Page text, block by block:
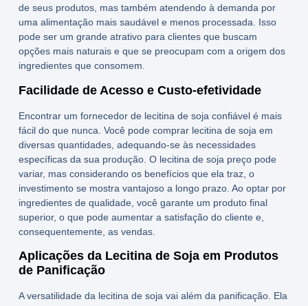
de seus produtos, mas também atendendo à demanda por
uma alimentação mais saudável e menos processada. Isso
pode ser um grande atrativo para clientes que buscam
opções mais naturais e que se preocupam com a origem dos
ingredientes que consomem.
Facilidade de Acesso e Custo-efetividade
Encontrar um fornecedor de lecitina de soja confiável é mais
fácil do que nunca. Você pode comprar lecitina de soja em
diversas quantidades, adequando-se às necessidades
específicas da sua produção. O lecitina de soja preçopode
variar, mas considerando os benefícios que ela traz, o
investimento se mostra vantajoso a longo prazo. Ao optar por
ingredientes de qualidade, você garante um produto final
superior, o que pode aumentar a satisfação do cliente e,
consequentemente, as vendas.
Aplicações da Lecitina de Soja em Produtos
de Panificação
A versatilidade da lecitina de sojavai além da panificação. Ela